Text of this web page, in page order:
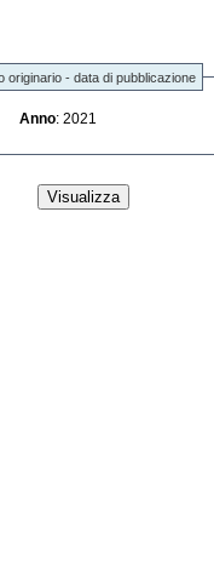
originario - data di pubblicazione
Anno : 2021